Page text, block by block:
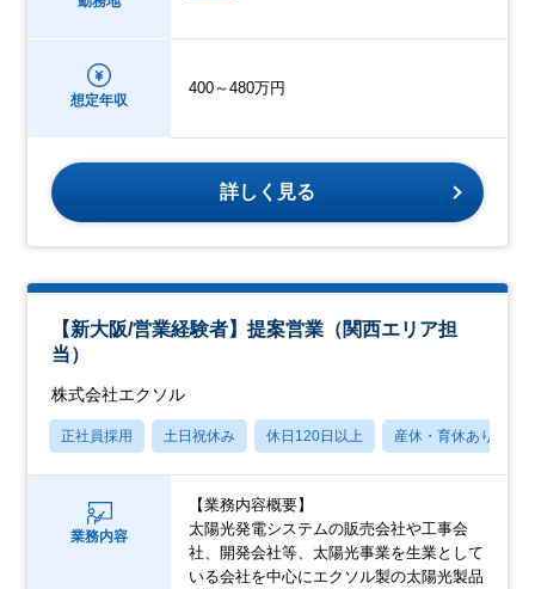
想定年収
400～480万円
詳しく見る
【新大阪/営業経験者】提案営業（関西エリア担
当）
株式会社エクソル
正社員採用 土日祝休み 休日120日以上 産休・育休あり
業務内容
【業務内容概要】
太陽光発電システムの販売会社や工事会
社、開発会社等、太陽光事業を生業として
いる会社を中心にエクソル製の太陽光製品